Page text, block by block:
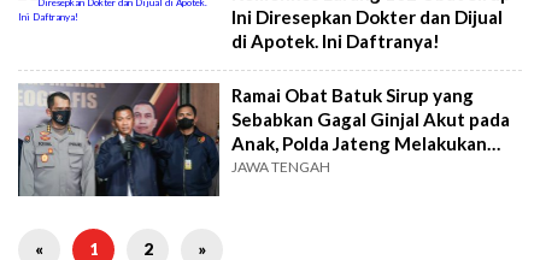
Ini Diresepkan Dokter dan Dijual
di Apotek. Ini Daftranya!
Ramai Obat Batuk Sirup yang
Sebabkan Gagal Ginjal Akut pada
Anak, Polda Jateng Melakukan
Pendataan pada IF dan PBF
JAWA TENGAH
« 1 2 »